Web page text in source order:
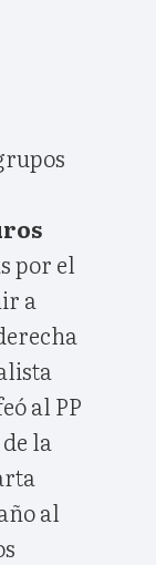
por el
a
al PP
la
al